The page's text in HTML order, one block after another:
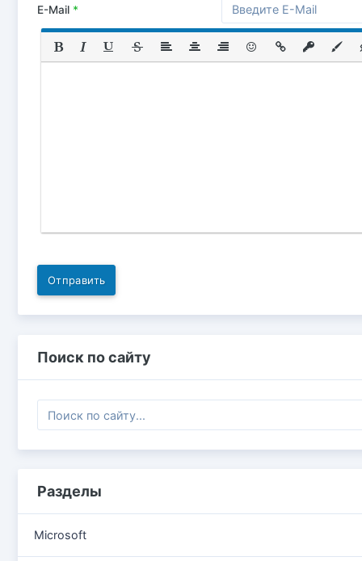
E-Mail *
Отправить
Поиск по сайту
Разделы
Microsoft